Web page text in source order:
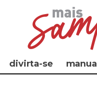
divirta-se manual